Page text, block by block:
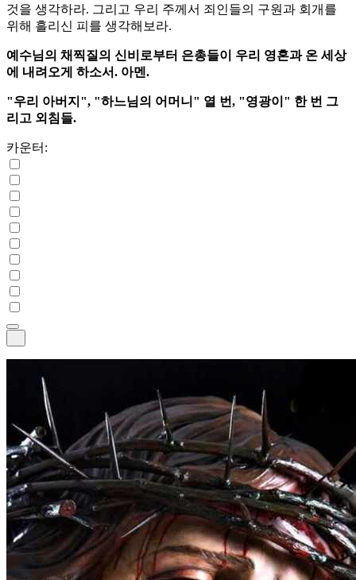
것을 생각하라. 그리고 우리 주께서 죄인들의 구원과 회개를
위해 흘리신 피를 생각해보라.
예수님의 채찍질의 신비로부터 은총들이 우리 영혼과 온 세상
에 내려오게 하소서. 아멘.
"우리 아버지", "하느님의 어머니" 열 번, "영광이" 한 번 그
리고 외침들.
카운터: